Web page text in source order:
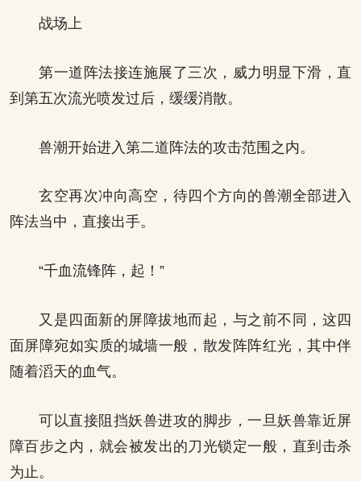
战场上
第一道阵法接连施展了三次，威力明显下滑，直
到第五次流光喷发过后，缓缓消散。
兽潮开始进入第二道阵法的攻击范围之内。
玄空再次冲向高空，待四个方向的兽潮全部进入
阵法当中，直接出手。
“千血流锋阵，起！”
又是四面新的屏障拔地而起，与之前不同，这四
面屏障宛如实质的城墙一般，散发阵阵红光，其中伴
随着滔天的血气。
可以直接阻挡妖兽进攻的脚步，一旦妖兽靠近屏
障百步之内，就会被发出的刀光锁定一般，直到击杀
为止。